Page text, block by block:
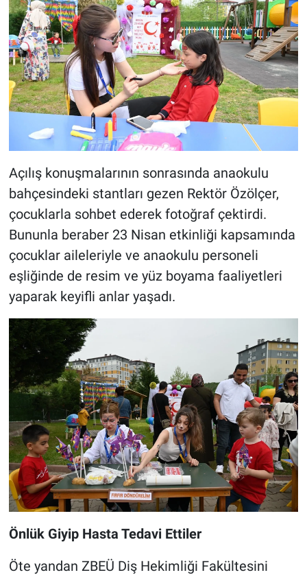
Açılış konuşmalarının sonrasında anaokulu
bahçesindeki stantları gezen Rektör Özölçer,
çocuklarla sohbet ederek fotoğraf çektirdi.
Bununla beraber 23 Nisan etkinliği kapsamında
çocuklar aileleriyle ve anaokulu personeli
eşliğinde de resim ve yüz boyama faaliyetleri
yaparak keyifli anlar yaşadı.
Önlük Giyip Hasta Tedavi Ettiler
Öte yandan ZBEÜ Diş Hekimliği Fakültesini